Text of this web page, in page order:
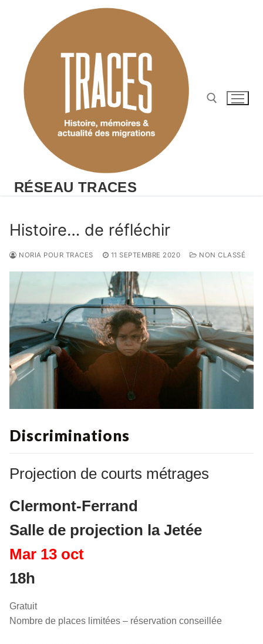
RÉSEAU TRACES
Histoire… de réfléchir
NORIA POUR TRACES 11 SEPTEMBRE 2020 NON CLASSÉ
Discriminations
Projection de courts métrages
Clermont-Ferrand
Salle de projection la Jetée
Mar 13 oct
18h
Gratuit
Nombre de places limitées – réservation conseillée